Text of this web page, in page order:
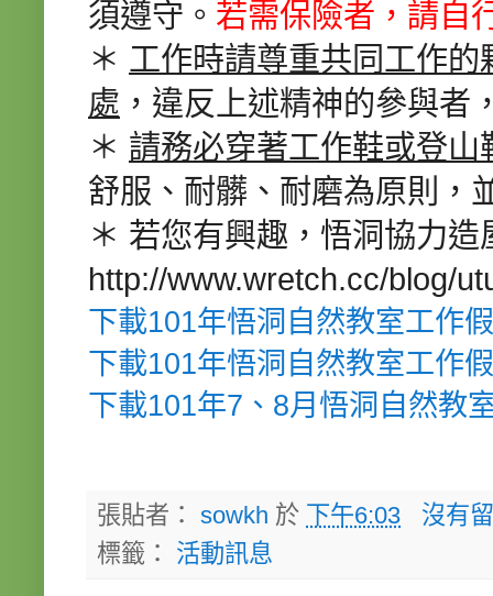
須遵守。 若需保險者，請自
＊ 工作時請尊重共同工作
處 ，違反上述精神的參與者
＊ 請務必穿著工作鞋或登
舒服、耐髒、耐磨為原則，
＊ 若您有興趣，悟洞協力
http://www.wretch.cc/blog/
下載101年悟洞自然教室工作
下載101年悟洞自然教室工作
下載101年7、8月悟洞自然教
張貼者： sowkh 於 下午6:03
沒有
標籤： 活動訊息